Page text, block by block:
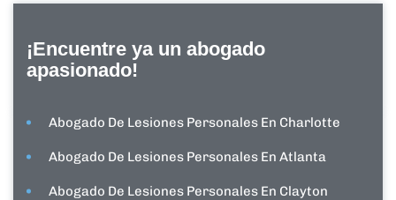
¡Encuentre ya un abogado
apasionado!
Abogado De Lesiones Personales En Charlotte
Abogado De Lesiones Personales En Atlanta
Abogado De Lesiones Personales En Clayton